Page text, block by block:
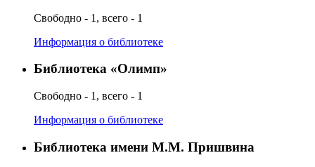
Свободно - 1, всего - 1
Информация о библиотеке
Библиотека «Олимп»
Свободно - 1, всего - 1
Информация о библиотеке
Библиотека имени М.М. Пришвина